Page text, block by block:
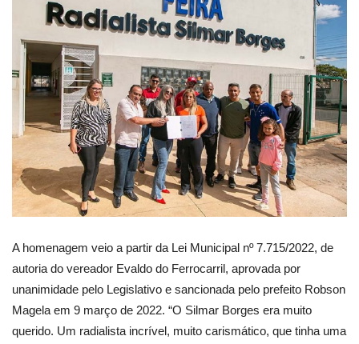
A homenagem veio a partir da Lei Municipal nº 7.715/2022, de
autoria do vereador Evaldo do Ferrocarril, aprovada por
unanimidade pelo Legislativo e sancionada pelo prefeito Robson
Magela em 9 março de 2022. “O Silmar Borges era muito
querido. Um radialista incrível, muito carismático, que tinha uma